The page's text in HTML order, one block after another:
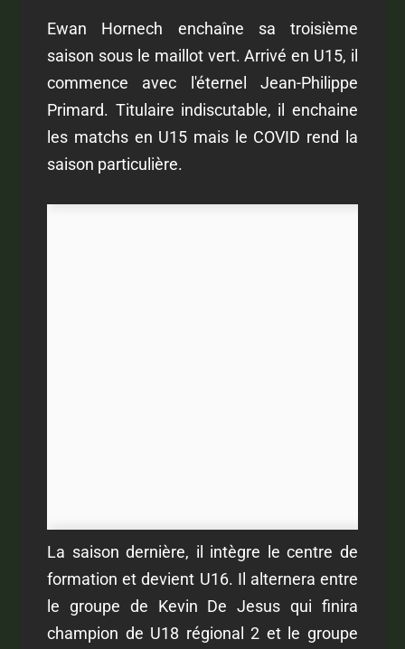
Ewan Hornech enchaîne sa troisième
saison sous le maillot vert. Arrivé en U15, il
commence avec l'éternel Jean-Philippe
Primard. Titulaire indiscutable, il enchaine
les matchs en U15 mais le COVID rend la
saison particulière.
La saison dernière, il intègre le centre de
formation et devient U16. Il alternera entre
le groupe de Kevin De Jesus qui finira
champion de U18 régional 2 et le groupe